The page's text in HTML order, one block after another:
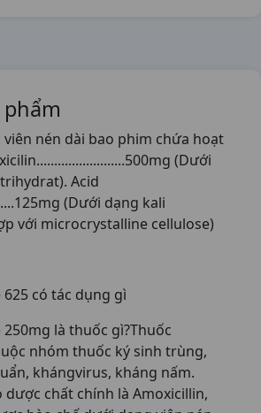
nén dài bao phim chứa hoạt
(Dưới
Acid
(Dưới dạng kali
với microcrystalline cellulose)
có tác dụng gì
là thuốc gì?Thuốc
nhóm thuốc ký sinh trùng,
khángvirus, kháng nấm.
dược chất chính là Amoxicillin,